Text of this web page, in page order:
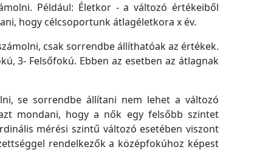
Például: Életkor - a változó értékeiből
hogy célcsoportunk átlagéletkora x év.
csak sorrendbe állíthatóak az értékek.
3- Felsőfokú. Ebben az esetben az átlagnak
se sorrendbe állítani nem lehet a változó
mondani, hogy a nők egy felsőbb szintet
mérési szintű változó esetében viszont
rendelkezők a középfokúhoz képest